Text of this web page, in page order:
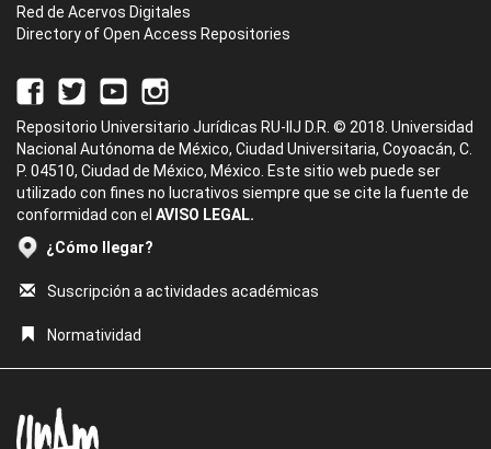
Red de Acervos Digitales
Directory of Open Access Repositories
Repositorio Universitario Jurídicas RU-IIJ D.R. © 2018. Universidad
Nacional Autónoma de México, Ciudad Universitaria, Coyoacán, C.
P. 04510, Ciudad de México, México. Este sitio web puede ser
utilizado con fines no lucrativos siempre que se cite la fuente de
conformidad con el AVISO LEGAL.
¿Cómo llegar?
Suscripción a actividades académicas
Normatividad